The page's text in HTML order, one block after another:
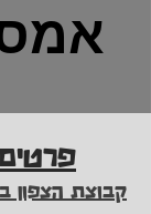
קבוצת הצפון